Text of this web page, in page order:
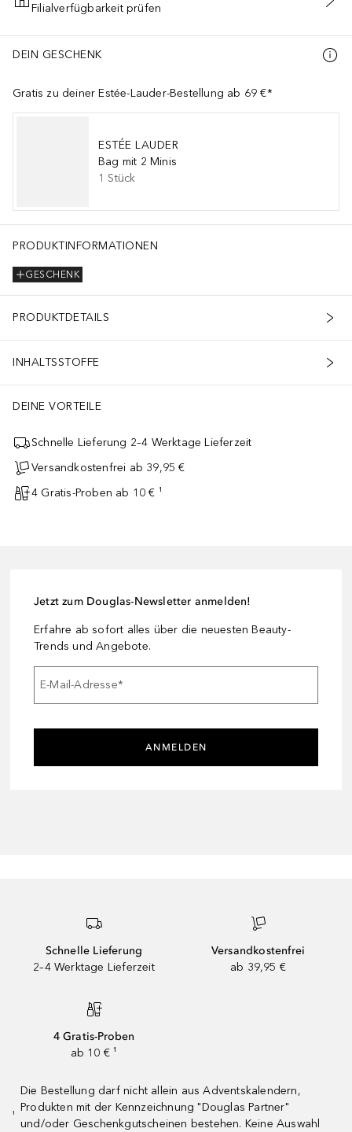
IN DEN WARENKORB
Filialverfügbarkeit prüfen
DEIN GESCHENK
Gratis zu deiner Estée-Lauder-Bestellung ab 69 €*
ESTÉE LAUDER
Bag mit 2 Minis
1 Stück
PRODUKTINFORMATIONEN
GESCHENK
PRODUKTDETAILS
INHALTSSTOFFE
DEINE VORTEILE
Schnelle Lieferung 2–4 Werktage Lieferzeit
Versandkostenfrei ab 39,95 €
4 Gratis-Proben ab 10 € ¹
Jetzt zum Douglas-Newsletter anmelden!
Erfahre ab sofort alles über die neuesten Beauty-
Trends und Angebote.
E-Mail-Adresse*
ANMELDEN
Schnelle Lieferung
2–4 Werktage Lieferzeit
Versandkostenfrei
ab 39,95 €
4 Gratis-Proben
ab 10 € ¹
¹
Die Bestellung darf nicht allein aus Adventskalendern,
Produkten mit der Kennzeichnung "Douglas Partner"
und/oder Geschenkgutscheinen bestehen. Keine Auswahl